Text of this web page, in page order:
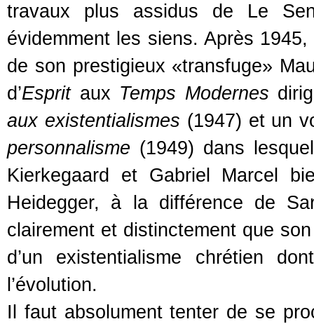
travaux plus assidus de Le
évidemment les siens. Après
de son prestigieux «transfuge»
d’Espritaux Temps Modernes
aux existentialismes (1947) et un
personnalisme (1949) dans
Kierkegaard et Gabriel Marcel
Heidegger, à la différence de
clairement et distinctement que
d’un existentialisme chrétien
l’évolution.
Il faut absolument tenter de se